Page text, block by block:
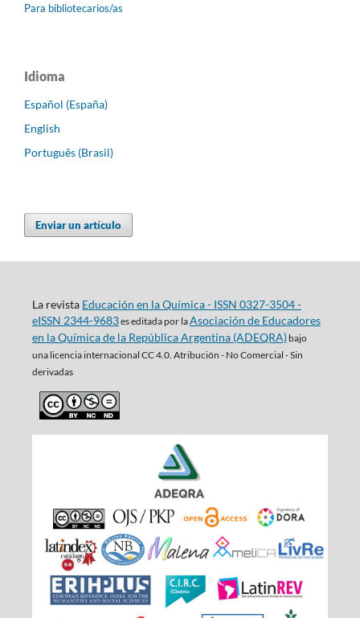
Para bibliotecarios/as
Idioma
Español (España)
English
Português (Brasil)
Enviar un artículo
La revista Educación en la Química - ISSN 0327-3504 -
eISSN 2344-9683es editada por laAsociación de Educadores
en la Química de la República Argentina (ADEQRA)bajo
una licencia internacional CC 4.0. Atribución - No Comercial - Sin
derivadas